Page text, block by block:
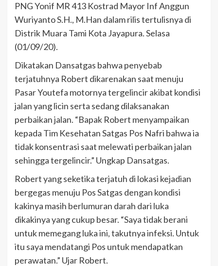
PNG Yonif MR 413 Kostrad Mayor Inf Anggun
Wuriyanto S.H., M.Han dalam rilis tertulisnya di
Distrik Muara Tami Kota Jayapura. Selasa
(01/09/20).
Dikatakan Dansatgas bahwa penyebab
terjatuhnya Robert dikarenakan saat menuju
Pasar Youtefa motornya tergelincir akibat kondisi
jalan yang licin serta sedang dilaksanakan
perbaikan jalan. “Bapak Robert menyampaikan
kepada Tim Kesehatan Satgas Pos Nafri bahwa ia
tidak konsentrasi saat melewati perbaikan jalan
sehingga tergelincir.” Ungkap Dansatgas.
Robert yang seketika terjatuh di lokasi kejadian
bergegas menuju Pos Satgas dengan kondisi
kakinya masih berlumuran darah dari luka
dikakinya yang cukup besar. “Saya tidak berani
untuk memegang luka ini, takutnya infeksi. Untuk
itu saya mendatangi Pos untuk mendapatkan
perawatan.” Ujar Robert.